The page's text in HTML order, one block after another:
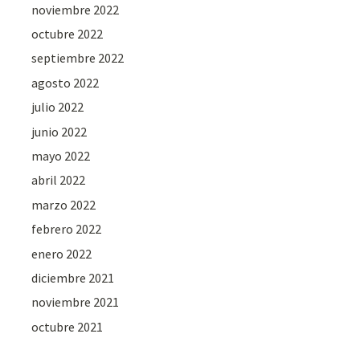
noviembre 2022
octubre 2022
septiembre 2022
agosto 2022
julio 2022
junio 2022
mayo 2022
abril 2022
marzo 2022
febrero 2022
enero 2022
diciembre 2021
noviembre 2021
octubre 2021